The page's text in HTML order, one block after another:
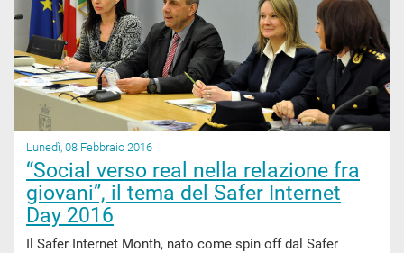
Lunedì, 08 Febbraio 2016
“Social verso real nella relazione fra
giovani”, il tema del Safer Internet
Day 2016
Il Safer Internet Month, nato come spin off dal Safer